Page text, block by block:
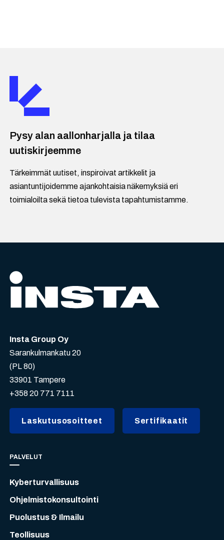
Pysy alan aallonharjalla ja tilaa
uutiskirjeemme
Tärkeimmät uutiset, inspiroivat artikkelit ja
asiantuntijoidemme ajankohtaisia näkemyksiä eri
toimialoilta sekä tietoa tulevista tapahtumistamme.
Insta Group Oy
Sarankulmankatu 20
(PL 80)
33901 Tampere
+358 20 771 7111
Laskutusosoitteet Sertifikaatit
PALVELUT
Kyberturvallisuus
Ohjelmistokonsultointi
Puolustus & Ilmailu
Teollisuus